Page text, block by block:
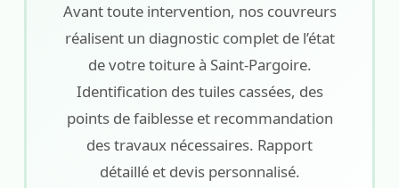
Avant toute intervention, nos couvreurs
réalisent un diagnostic complet de l’état
de votre toiture à Saint-Pargoire.
Identification des tuiles cassées, des
points de faiblesse et recommandation
des travaux nécessaires. Rapport
détaillé et devis personnalisé.